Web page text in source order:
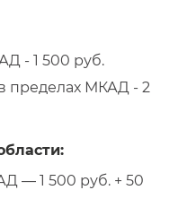
- 1 500 руб.
пределах МКАД - 2
— 1 500 руб. + 50